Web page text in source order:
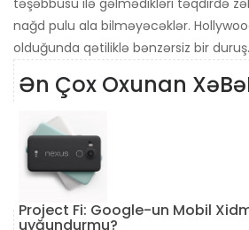
nağd pulu ala bilməyəcəklər.
olduğunda qətiliklə bənzərsiz bir duruş.
Ən Çox Oxunan
Project Fi: Google-un Mobil
uyğundurmu?